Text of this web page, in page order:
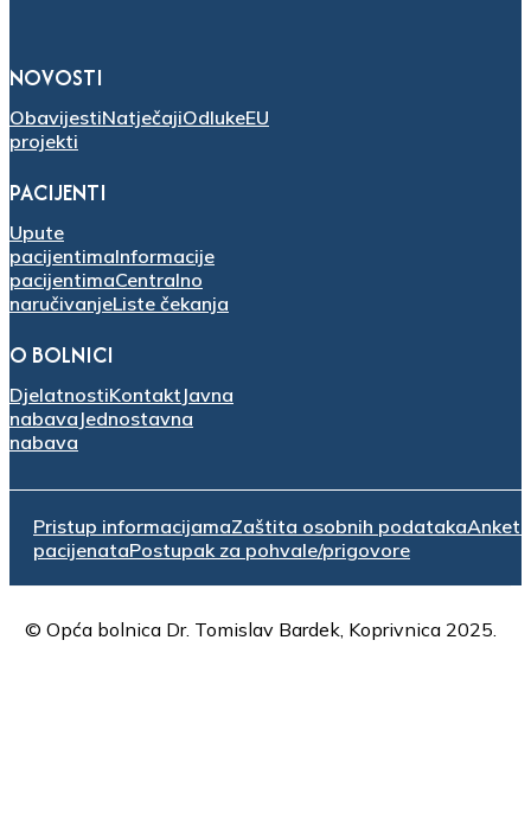
NOVOSTI
ObavijestiNatječajiOdlukeEU
projekti
PACIJENTI
Upute
pacijentimaInformacije
pacijentimaCentralno
naručivanjeListe čekanja
O BOLNICI
DjelatnostiKontakt Javna
nabava Jednostavna
nabava
Pristup informacijamaZaštita osobnih podatakaAnketa
pacijenataPostupak za pohvale/prigovore
© Opća bolnica Dr. Tomislav Bardek, Koprivnica 2025.